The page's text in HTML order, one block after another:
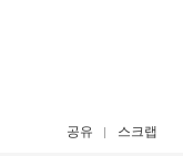
공유 스크랩